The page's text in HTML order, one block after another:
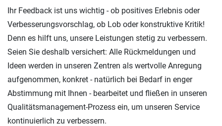
Ihr Feedback ist uns wichtig - ob positives Erlebnis oder
Verbesserungsvorschlag, ob Lob oder konstruktive Kritik!
Denn es hilft uns, unsere Leistungen stetig zu verbessern.
Seien Sie deshalb versichert: Alle Rückmeldungen und
Ideen werden in unseren Zentren als wertvolle Anregung
aufgenommen, konkret - natürlich bei Bedarf in enger
Abstimmung mit Ihnen - bearbeitet und fließen in unseren
Qualitätsmanagement-Prozess ein, um unseren Service
kontinuierlich zu verbessern.